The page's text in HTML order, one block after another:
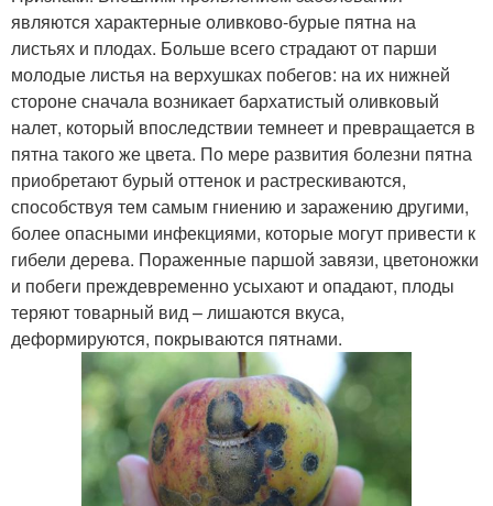
являются характерные оливково-бурые пятна на
листьях и плодах. Больше всего страдают от парши
молодые листья на верхушках побегов: на их нижней
стороне сначала возникает бархатистый оливковый
налет, который впоследствии темнеет и превращается в
пятна такого же цвета. По мере развития болезни пятна
приобретают бурый оттенок и растрескиваются,
способствуя тем самым гниению и заражению другими,
более опасными инфекциями, которые могут привести к
гибели дерева. Пораженные паршой завязи, цветоножки
и побеги преждевременно усыхают и опадают, плоды
теряют товарный вид – лишаются вкуса,
деформируются, покрываются пятнами.